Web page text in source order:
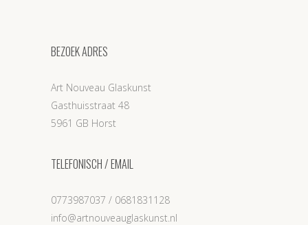
BEZOEK ADRES
Art Nouveau Glaskunst
Gasthuisstraat 48
5961 GB Horst
TELEFONISCH / EMAIL
0773987037 / 0681831128
info@artnouveauglaskunst.nl